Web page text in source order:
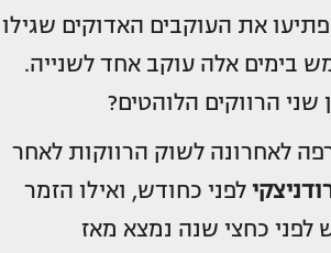
את העוקבים האדוקים שגילו
בימים אלה עוקב אחד לשנייה.
הרווקים הלוהטים?
לאחרונה לשוק הרווקות לאחר
לפני כחודש, ואילו הזמר
לפני כחצי שנה נמצא מאז